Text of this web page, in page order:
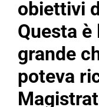
obiettivi
Questa è
grande
poteva